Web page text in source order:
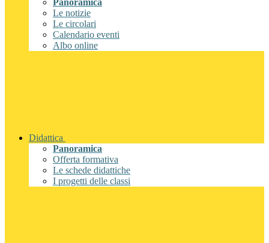
Panoramica
Le notizie
Le circolari
Calendario eventi
Albo online
Didattica
Panoramica
Offerta formativa
Le schede didattiche
I progetti delle classi